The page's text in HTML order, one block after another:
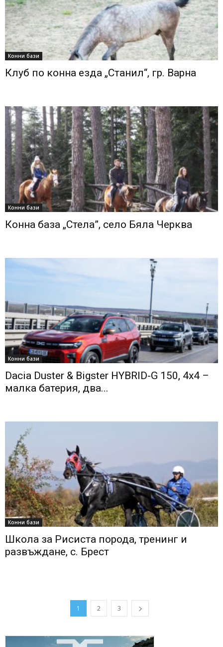
Конни бази
Клуб по конна езда „Станил“, гр. Варна
Конни бази
Конна база „Стела”, село Бяла Черква
Конни бази
Dacia Duster & Bigster HYBRID-G 150, 4х4 –
малка батерия, два...
Конни бази
Школа за Рисиста порода, тренинг и
развъждане, с. Брест
1 2 3